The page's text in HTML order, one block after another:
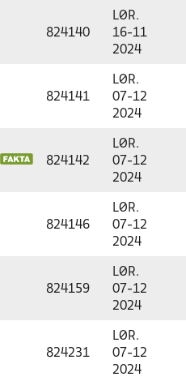
824140
LØR.
16-11
2024
824141
LØR.
07-12
2024
824142
LØR.
07-12
2024
824146
LØR.
07-12
2024
824159
LØR.
07-12
2024
824231
LØR.
07-12
2024